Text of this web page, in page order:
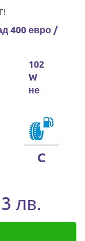
400 евро /
102
W
не
C
лв.